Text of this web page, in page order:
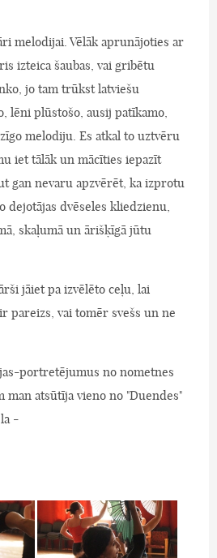
melodijai. Vēlāk aprunājoties ar
izteica šaubas, vai gribētu
jo tam trūkst latviešu
lēni plūstošo, ausij patīkamo,
melodiju. Es atkal to uztvēru
iet tālāk un mācīties iepazīt
gan nevaru apzvērēt, ka izprotu
dejotājas dvēseles kliedzienu,
skaļumā un ārišķīgā jūtu
jāiet pa izvēlēto ceļu, lai
pareizs, vai tomēr svešs un ne
portretējumus no nometnes
man atsūtīja vieno no "Duendes"
-